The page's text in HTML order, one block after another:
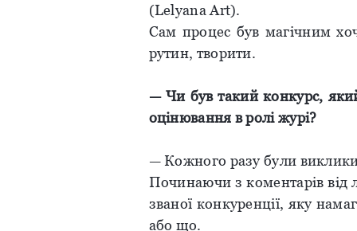
(Lelyana Art).
Сам процес був магічним
рутин, творити.
— Чи був такий конкурс,
оцінювання в ролі журі?
— Кожного разу були виклики
Починаючи з коментарів
званої конкуренції, яку
або що.